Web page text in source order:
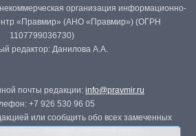
организация информационно-
«Правмир» (АНО «Правмир») (ОГРН
1107799036730)
редактор: Данилова А.А.
почты редакции: info@pravmir.ru
+7 926 530 96 05
или сообщить обо всех замеченных